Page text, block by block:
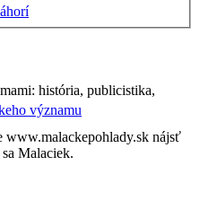
významu
história, publicistika,
www.malackepohlady.sk nájsť
Malaciek.